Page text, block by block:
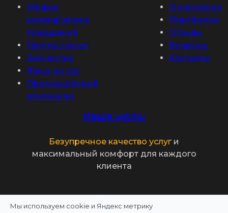
Уборка
коммерческих
помещений
Другие услуги
Химчистка
Жена на час
Промышленный
альпинизм
О компании
Портфолио
Отзывы
Вопросы
Контакты
Наша цель:
Безупречное качество услуг и
максимальный комфорт для каждого
клиента
Политика конфиденциальности
Мы используем cookie и Яндекс метрику